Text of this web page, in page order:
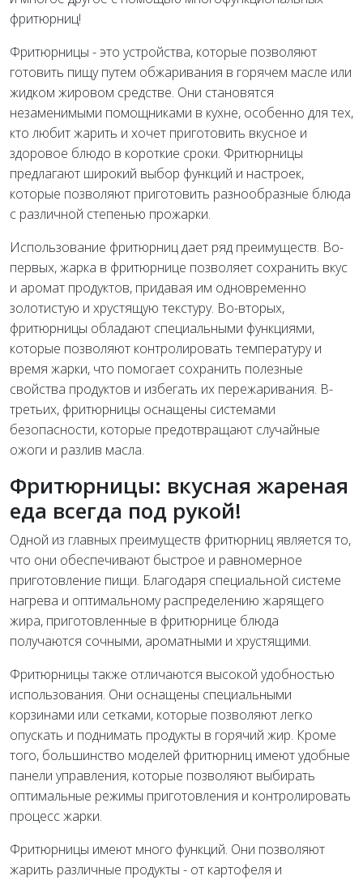
фритюрниц!
Фритюрницы - это устройства, которые позволяют
готовить пищу путем обжаривания в горячем масле или
жидком жировом средстве. Они становятся
незаменимыми помощниками в кухне, особенно для тех,
кто любит жарить и хочет приготовить вкусное и
здоровое блюдо в короткие сроки. Фритюрницы
предлагают широкий выбор функций и настроек,
которые позволяют приготовить разнообразные блюда
с различной степенью прожарки.
Использование фритюрниц дает ряд преимуществ. Во-
первых, жарка в фритюрнице позволяет сохранить вкус
и аромат продуктов, придавая им одновременно
золотистую и хрустящую текстуру. Во-вторых,
фритюрницы обладают специальными функциями,
которые позволяют контролировать температуру и
время жарки, что помогает сохранить полезные
свойства продуктов и избегать их пережаривания. В-
третьих, фритюрницы оснащены системами
безопасности, которые предотвращают случайные
ожоги и разлив масла.
Фритюрницы: вкусная жареная
еда всегда под рукой!
Одной из главных преимуществ фритюрниц является то,
что они обеспечивают быстрое и равномерное
приготовление пищи. Благодаря специальной системе
нагрева и оптимальному распределению жарящего
жира, приготовленные в фритюрнице блюда
получаются сочными, ароматными и хрустящими.
Фритюрницы также отличаются высокой удобностью
использования. Они оснащены специальными
корзинами или сетками, которые позволяют легко
опускать и поднимать продукты в горячий жир. Кроме
того, большинство моделей фритюрниц имеют удобные
панели управления, которые позволяют выбирать
оптимальные режимы приготовления и контролировать
процесс жарки.
Фритюрницы имеют много функций. Они позволяют
жарить различные продукты - от картофеля и